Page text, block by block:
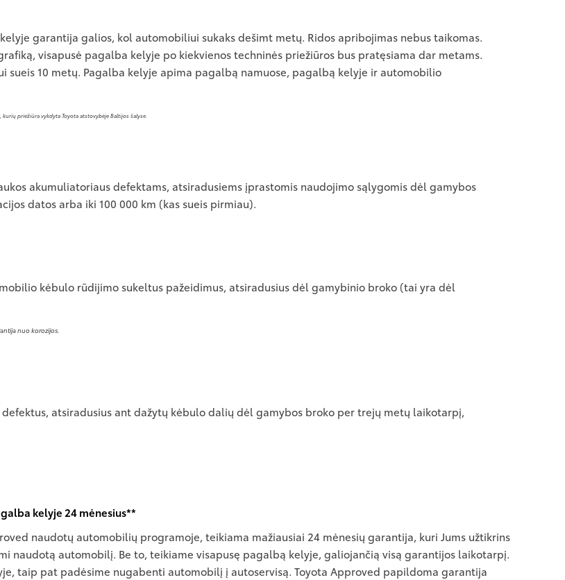
garantija galios, kol automobiliui sukaks dešimt metų. Ridos apribojimas nebus taikomas.
visapusė pagalba kelyje po kiekvienos techninės priežiūros bus pratęsiama dar metams.
10 metų. Pagalba kelyje apima pagalbą namuose, pagalbą kelyje ir automobilio
priežiūra vykdyta Toyota atstovybėje Baltijos šalyse.
akumuliatoriaus defektams, atsiradusiems įprastomis naudojimo sąlygomis dėl gamybos
datos arba iki 100 000 km (kas sueis pirmiau).
kėbulo rūdijimo sukeltus pažeidimus, atsiradusius dėl gamybinio broko (tai yra dėl
nuo korozijos.
atsiradusius ant dažytų kėbulo dalių dėl gamybos broko per trejų metų laikotarpį,
kelyje 24 mėnesius**
naudotų automobilių programoje, teikiama mažiausiai 24 mėnesių garantija, kuri Jums užtikrins
naudotą automobilį. Be to, teikiame visapusę pagalbą kelyje, galiojančią visą garantijos laikotarpį.
taip pat padėsime nugabenti automobilį į autoservisą. Toyota Approved papildoma garantija